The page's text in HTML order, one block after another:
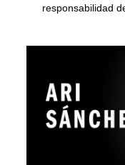
responsabilidad